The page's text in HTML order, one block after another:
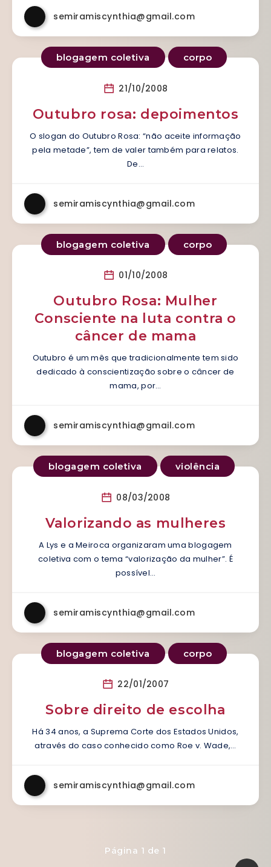
semiramiscynthia@gmail.com
blogagem coletiva corpo
21/10/2008
Outubro rosa: depoimentos
O slogan do Outubro Rosa: “não aceite informação
pela metade”, tem de valer também para relatos.
De…
semiramiscynthia@gmail.com
blogagem coletiva corpo
01/10/2008
Outubro Rosa: Mulher
Consciente na luta contra o
câncer de mama
Outubro é um mês que tradicionalmente tem sido
dedicado à conscientização sobre o câncer de
mama, por…
semiramiscynthia@gmail.com
blogagem coletiva violência
08/03/2008
Valorizando as mulheres
A Lys e a Meiroca organizaram uma blogagem
coletiva com o tema “valorização da mulher”. É
possível…
semiramiscynthia@gmail.com
blogagem coletiva corpo
22/01/2007
Sobre direito de escolha
Há 34 anos, a Suprema Corte dos Estados Unidos,
através do caso conhecido como Roe v. Wade,…
semiramiscynthia@gmail.com
Página 1 de 1